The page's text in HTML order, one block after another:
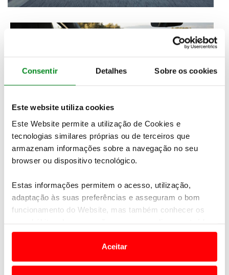
Consentir Detalhes Sobre os cookies
Este website utiliza cookies
Este Website permite a utilização de Cookies e
tecnologias similares próprias ou de terceiros que
armazenam informações sobre a navegação no seu
browser ou dispositivo tecnológico.
Estas informações permitem o acesso, utilização,
adaptação às suas preferências e asseguram o bom
funcionamento do Website, mas também conhecer os
e anúncios de modo a promover produtos e/ou serviços.
Em alguns casos, a utilização destas tecnologias
Aceitar